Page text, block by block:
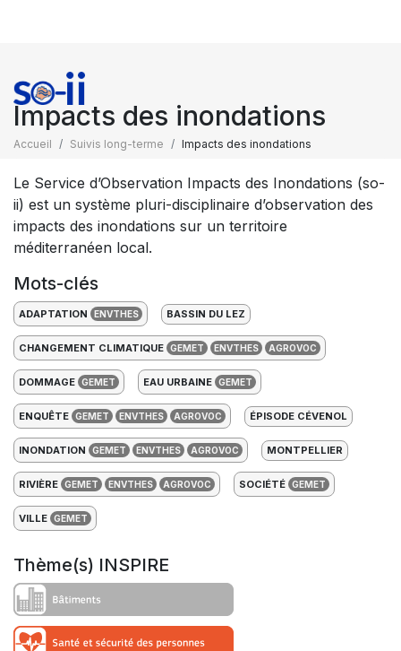
Impacts des inondations
Accueil Suivis long-terme Impacts des inondations
Le Service d’Observation Impacts des Inondations (so-
ii) est un système pluri-disciplinaire d’observation des
impacts des inondations sur un territoire
méditerranéen local.
Mots-clés
ADAPTATION ENVTHES BASSIN DU LEZ
CHANGEMENT CLIMATIQUE GEMET ENVTHES AGROVOC
DOMMAGE GEMET EAU URBAINE GEMET
ENQUÊTE GEMET ENVTHES AGROVOC ÉPISODE CÉVENOL
INONDATION GEMET ENVTHES AGROVOC MONTPELLIER
RIVIÈRE GEMET ENVTHES AGROVOC SOCIÉTÉ GEMET
VILLE GEMET
Thème(s) INSPIRE